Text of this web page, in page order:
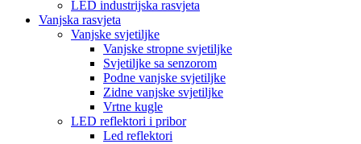
LED industrijska rasvjeta
Vanjska rasvjeta
Vanjske svjetiljke
Vanjske stropne svjetiljke
Svjetiljke sa senzorom
Podne vanjske svjetiljke
Zidne vanjske svjetiljke
Vrtne kugle
LED reflektori i pribor
Led reflektori